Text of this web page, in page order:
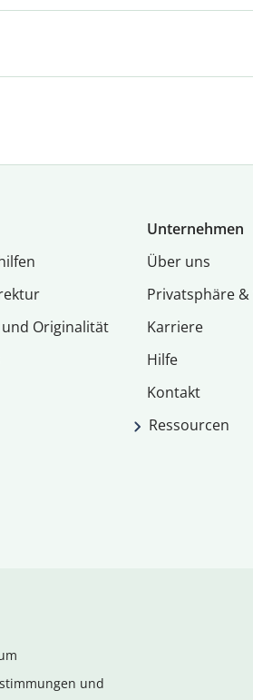
Originalität
Unternehmen
Über uns
Privatsphäre
Karriere
Hilfe
Kontakt
Ressourcen
und